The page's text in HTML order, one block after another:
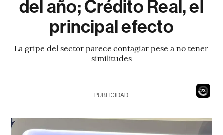
del año; Crédito Real, el
principal efecto
La gripe del sector parece contagiar pese a no tener
similitudes
20
PUBLICIDAD